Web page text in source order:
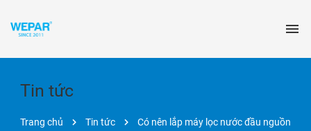
Tin tức
Trang chủ Tin tức Có nên lắp máy lọc nước đầu nguồn